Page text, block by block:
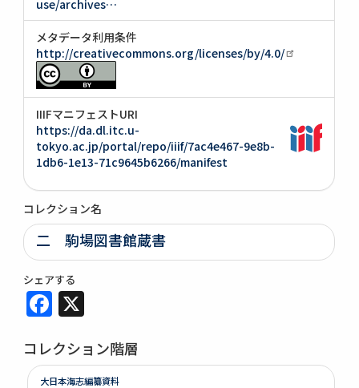
use/archives…
メタデータ利用条件
http://creativecommons.org/licenses/by/4.0/
IIIFマニフェストURI
https://da.dl.itc.u-
tokyo.ac.jp/portal/repo/iiif/7ac4e467-9e8b-
1db6-1e13-71c9645b6266/manifest
コレクション名
二 駒場図書館蔵書
シェアする
Facebook
コレクション階層
大日本海志編纂資料